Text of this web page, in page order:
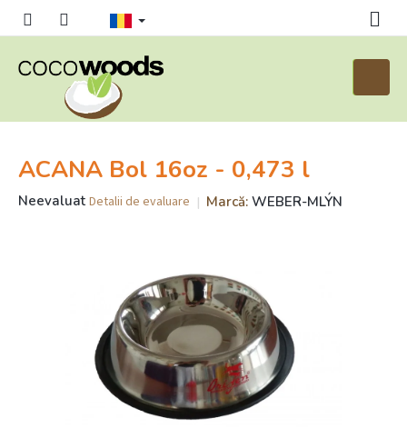
de
ACANA Bol 16oz - 0,473 l
Evaluarea
Neevaluat Detalii de evaluare Marcă: WEBER-MLÝN